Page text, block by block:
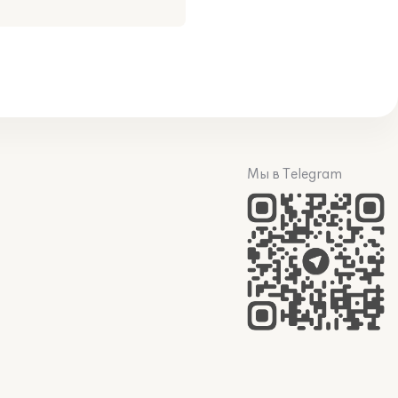
Мы в Telegram